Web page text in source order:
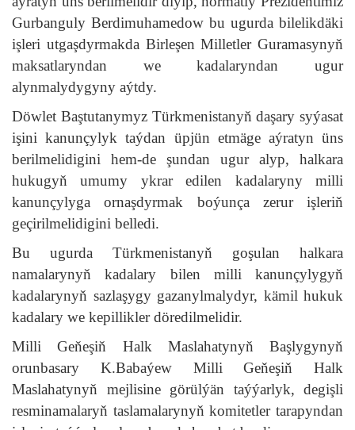
Gurbanguly Berdimuhamedow bu ugurda bilelikdäki
işleri utgaşdyrmakda Birleşen Milletler Guramasynyň
maksatlaryndan we kadalaryndan ugur
alynmalydygyny aýtdy.
Döwlet Baştutanymyz Türkmenistanyň daşary syýasat
işini kanunçylyk taýdan üpjün etmäge aýratyn üns
berilmelidigini hem-de şundan ugur alyp, halkara
hukugyň umumy ykrar edilen kadalaryny milli
kanunçylyga ornaşdyrmak boýunça zerur işleriň
geçirilmelidigini belledi.
Bu ugurda Türkmenistanyň goşulan halkara
namalarynyň kadalary bilen milli kanunçylygyň
kadalarynyň sazlaşygy gazanylmalydyr, kämil hukuk
kadalary we kepillikler döredilmelidir.
Milli Geňeşiň Halk Maslahatynyň Başlygynyň
orunbasary K.Babaýew Milli Geňeşiň Halk
Maslahatynyň mejlisine görülýän taýýarlyk, degişli
resminamalaryň taslamalarynyň komitetler tarapyndan